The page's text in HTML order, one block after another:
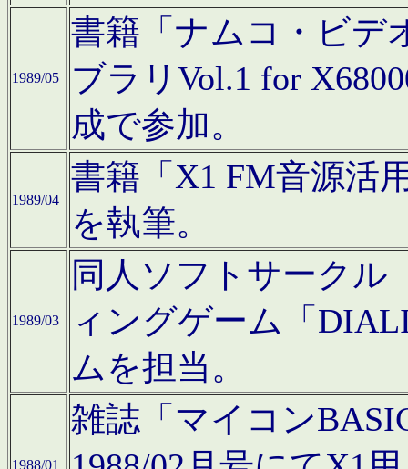
1989/05
書籍「ナムコ・ビデ
ブラリVol.1 for
成で参加。
1989/04
書籍「X1 FM音源活
を執筆。
1989/03
同人ソフトサークル
ィングゲーム「
ムを担当。
1988/01
雑誌「マイコン